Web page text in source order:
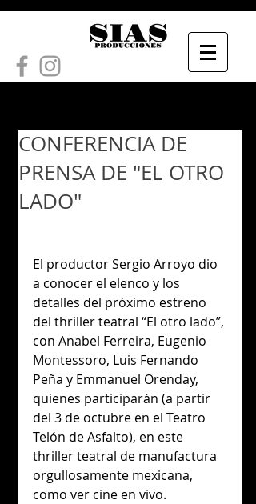
CONFERENCIA DE
PRENSA DE "EL OTRO
LADO"
El productor Sergio Arroyo dio
a conocer el elenco y los
detalles del próximo estreno
del thriller teatral “El otro lado”,
con Anabel Ferreira, Eugenio
Montessoro, Luis Fernando
Peña y Emmanuel Orenday,
quienes participarán (a partir
del 3 de octubre en el Teatro
Telón de Asfalto), en este
thriller teatral de manufactura
orgullosamente mexicana,
como ver cine en vivo.